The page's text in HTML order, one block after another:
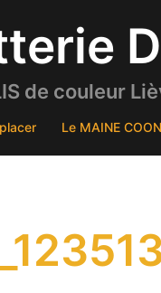
de couleur
Le MAINE COON